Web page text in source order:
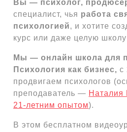
Вы — психолог,
специалист, чья работа
психологией, и хотите
курс или даже целую
Мы — онлайн школа для
Психология как бизнес, с
продвигаем психологов
преподаватель — Наталия
21-летним опытом).
В этом бесплатном